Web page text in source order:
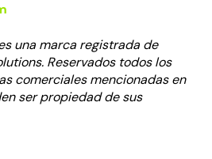
una marca registrada de
Reservados todos los
comerciales mencionadas en
ser propiedad de sus